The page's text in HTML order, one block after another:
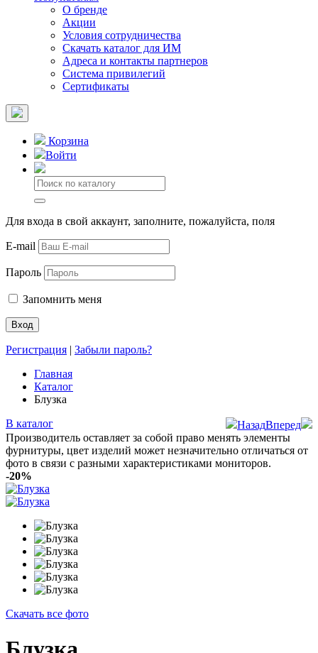
О бренде
Акции
Условия сотрудничества
Скачать каталог для ИМ
Адреса и контакты партнеров
Система привилегий
Сертификаты
Корзина
Войти
Для входа в свой аккаунт, заполните, пожалуйста, поля
E-mail
Пароль
Запомнить меня
Регистрация | Забыли пароль?
Главная
Каталог
Блузка
В каталог
Вперед
Назад
Производитель оставляет за собой право менять элементы
фурнитуры, цвет изделий может незначительно отличаться от
фото в связи с разными характеристиками мониторов.
-20%
Скачать все фото